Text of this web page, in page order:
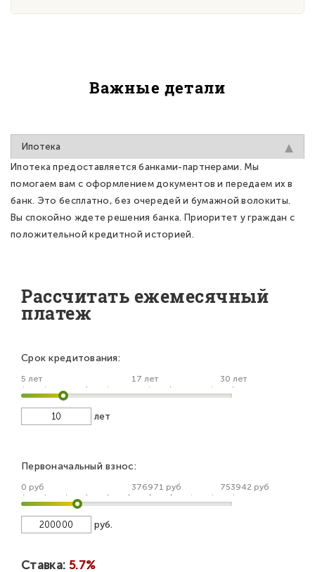
Важные детали
Ипотека
Ипотека предоставляется банками-партнерами. Мы
помогаем вам с оформлением документов и передаем их в
банк. Это бесплатно, без очередей и бумажной волокиты.
Вы спокойно ждете решения банка. Приоритет у граждан с
положительной кредитной историей.
Рассчитать ежемесячный
платеж
Срок кредитования:
5 лет 17 лет 30 лет
лет
Первоначальный взнос:
0 руб 376971 руб 753942 руб
руб.
Ставка: 5.7%